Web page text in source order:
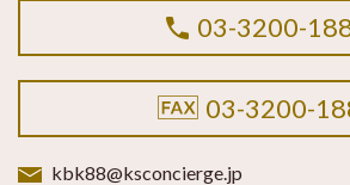
03-3200-
03-3200-
kbk88@ksconcierge.jp